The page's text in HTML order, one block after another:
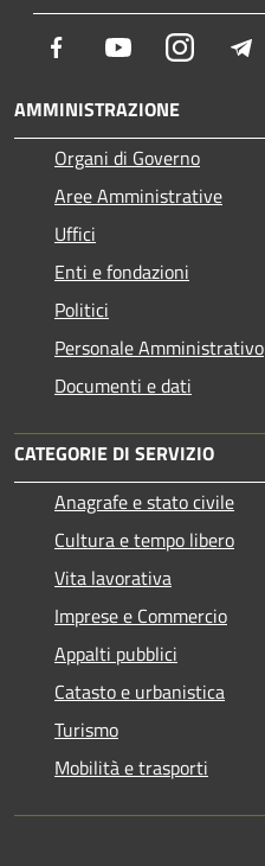
Facebook YoutubeInstagram
AMMINISTRAZIONE
Organi di Governo
Aree Amministrative
Uffici
Enti e fondazioni
Politici
Personale Amministrativo
Documenti e dati
CATEGORIE DI SERVIZIO
Anagrafe e stato civile
Cultura e tempo libero
Vita lavorativa
Imprese e Commercio
Appalti pubblici
Catasto e urbanistica
Turismo
Mobilità e trasporti